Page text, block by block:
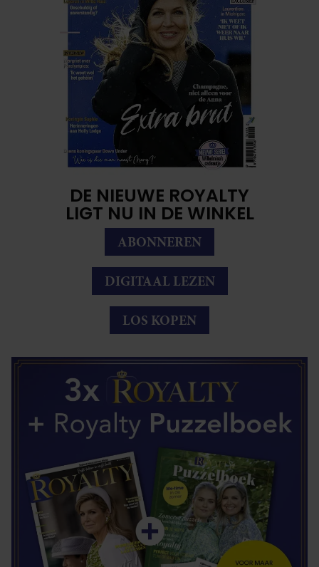
DE NIEUWE ROYALTY
LIGT NU IN DE WINKEL
ABONNEREN
DIGITAAL LEZEN
LOS KOPEN